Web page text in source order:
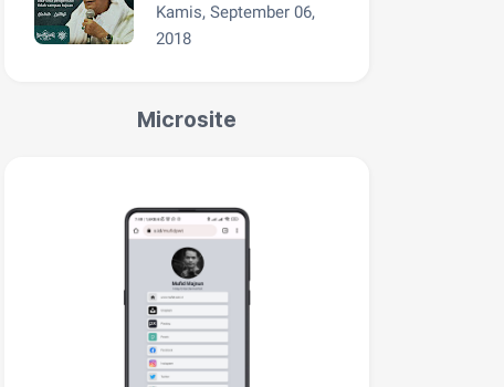
Kamis, September 06,
2018
Microsite